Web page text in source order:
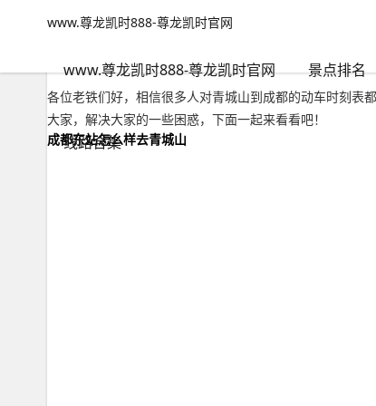
www.尊龙凯时888-尊龙凯时官网
www.尊龙凯时888-尊龙凯时官网 景点排名
线路合集
www.尊龙凯时888-尊龙凯时官网
青城山到成都的动车时刻表，成都南站到青城山最佳方案-
各位老铁们好，相信很多人对青城山到成都的动车时刻表
大家，解决大家的一些困惑，下面一起来看看吧！
成都东站怎么样去青城山